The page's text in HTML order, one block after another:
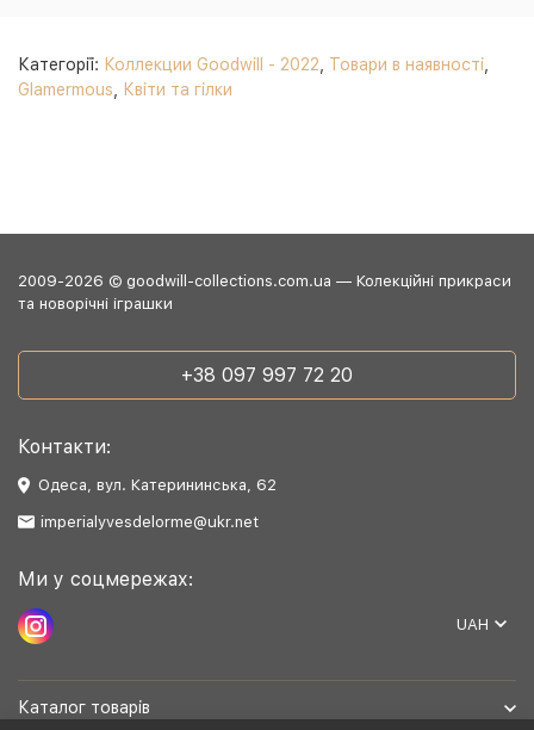
Категорії: Коллекции Goodwill - 2022 Товари в наявності
Glamermous
Квіти та гілки
2009-2026 © goodwill-collections.com.ua — Колекційні прикраси
та новорічні іграшки
+38 097 997 72 20
Контакти:
Одеса, вул. Катерининська, 62
imperialyvesdelorme@ukr.net
Ми у соцмережах:
UAH
Каталог товарів